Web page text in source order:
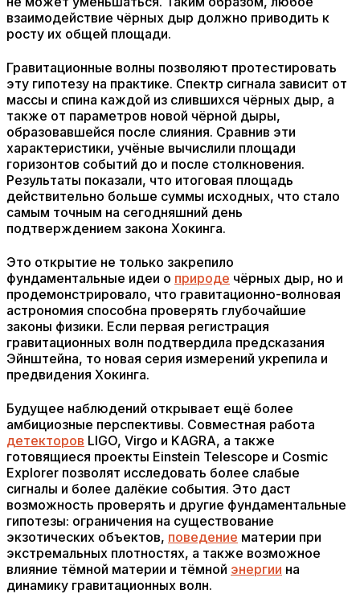
взаимодействие чёрных дыр должно приводить к
росту их общей площади.
Гравитационные волны позволяют протестировать
эту гипотезу на практике. Спектр сигнала зависит от
массы и спина каждой из слившихся чёрных дыр, а
также от параметров новой чёрной дыры,
образовавшейся после слияния. Сравнив эти
характеристики, учёные вычислили площади
горизонтов событий до и после столкновения.
Результаты показали, что итоговая площадь
действительно больше суммы исходных, что стало
самым точным на сегодняшний день
подтверждением закона Хокинга.
Это открытие не только закрепило
фундаментальные идеи о природе чёрных дыр, но и
продемонстрировало, что гравитационно-волновая
астрономия способна проверять глубочайшие
законы физики. Если первая регистрация
гравитационных волн подтвердила предсказания
Эйнштейна, то новая серия измерений укрепила и
предвидения Хокинга.
Будущее наблюдений открывает ещё более
амбициозные перспективы. Совместная работа
детекторов LIGO, Virgo и KAGRA, а также
готовящиеся проекты Einstein Telescope и Cosmic
Explorer позволят исследовать более слабые
сигналы и более далёкие события. Это даст
возможность проверять и другие фундаментальные
гипотезы: ограничения на существование
экзотических объектов, поведение материи при
экстремальных плотностях, а также возможное
влияние тёмной материи и тёмной энергии на
динамику гравитационных волн.